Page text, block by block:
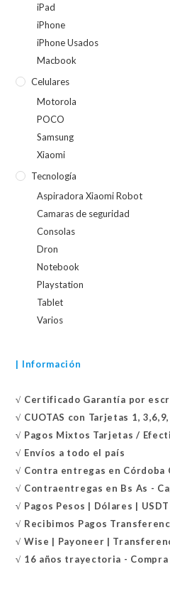
iPad
iPhone
iPhone Usados
Macbook
Celulares
Motorola
POCO
Samsung
Xiaomi
Tecnología
Aspiradora Xiaomi Robot
Camaras de seguridad
Consolas
Dron
Notebook
Playstation
Tablet
Varios
| Información
√ Certificado Garantía por
√ CUOTAS con Tarjetas 1,
√ Pagos Mixtos Tarjetas /
√ Envíos a todo el país
√ Contra entregas en Córdoba
√ Contraentregas en Bs As -
√ Pagos Pesos | Dólares | USDT
√ Recibimos Pagos
√ Wise | Payoneer |
√ 16 años trayectoria - Compra